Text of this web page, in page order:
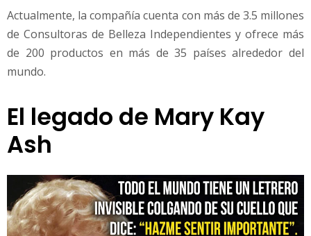
Actualmente, la compañía cuenta con más de 3.5 millones
de Consultoras de Belleza Independientes y ofrece más
de 200 productos en más de 35 países alrededor del
mundo.
El legado de Mary Kay
Ash